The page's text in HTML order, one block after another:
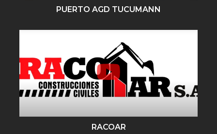
PUERTO AGD TUCUMANN
RACOAR